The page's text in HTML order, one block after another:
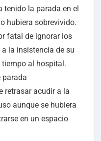
tenido la parada en el
hubiera sobrevivido.
fatal de ignorar los
la insistencia de su
al hospital.
parada
retrasar acudir a la
aunque se hubiera
en un espacio